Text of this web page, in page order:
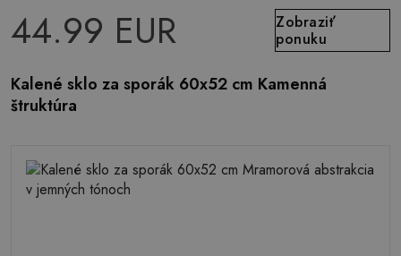
44.99 EUR
Zobraziť
ponuku
Kalené sklo za sporák 60x52 cm Kamenná
štruktúra